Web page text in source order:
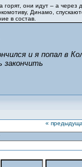
они идут – а через
Динамо,
в состав.
и я попал в
закончить
«